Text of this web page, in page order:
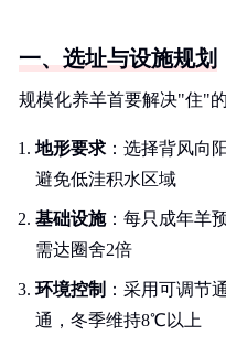
一、选址与设施规划
规模化养羊首要解决"住"
地形要求 ：选择背风向
避免低洼积水区域
基础设施：每只成年羊
需达圈舍2倍
环境控制 ：采用可调节
通，冬季维持8℃以上